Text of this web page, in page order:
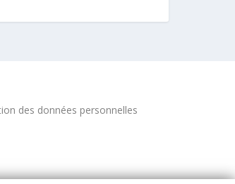
des données personnelles